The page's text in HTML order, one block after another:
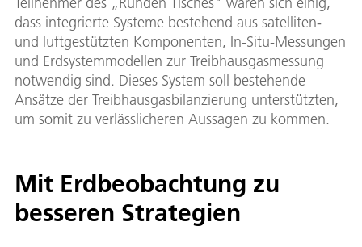
dass integrierte Systeme bestehend aus satelliten-
und luftgestützten Komponenten, In-Situ-Messungen
und Erdsystemmodellen zur Treibhausgasmessung
notwendig sind. Dieses System soll bestehende
Ansätze der Treibhausgasbilanzierung unterstützten,
um somit zu verlässlicheren Aussagen zu kommen.
Mit Erdbeobachtung zu
besseren Strategien